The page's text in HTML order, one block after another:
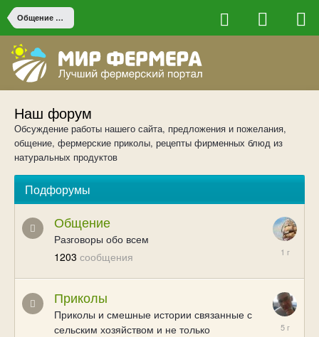
Общение и конкурсы
Наш форум
Обсуждение работы нашего сайта, предложения и пожелания,
общение, фермерские приколы, рецепты фирменных блюд из
натуральных продуктов
Подфорумы
Общение
Разговоры обо всем
1203 сообщения
03/21/25
Приколы
Приколы и смешные истории связанные с
сельским хозяйством и не только
08/17/20